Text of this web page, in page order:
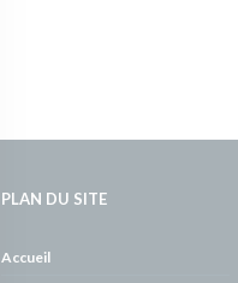
PLAN DU SITE
Accueil